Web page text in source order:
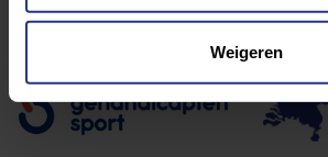
Weigeren
Programma van: